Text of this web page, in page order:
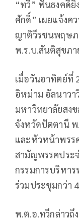
“ทวี” ฟันธงคดียิ
ศักดิ์” เผยแจ้งค
ญาติวีรชนพฤษภ
พ.ร.บ.สันติสุขภา
เมื่อวันอาทิตย์ที่
อิหม่าม อัลนาวา
มหาวิทยาลัยสง
จังหวัดปัตตานี
และหัวหน้าพรร
สามัญพรรคประ
กรรมการบริหา
ร่วมประชุมกว่า
พ.ต.อ.ทวีกล่าวถึ